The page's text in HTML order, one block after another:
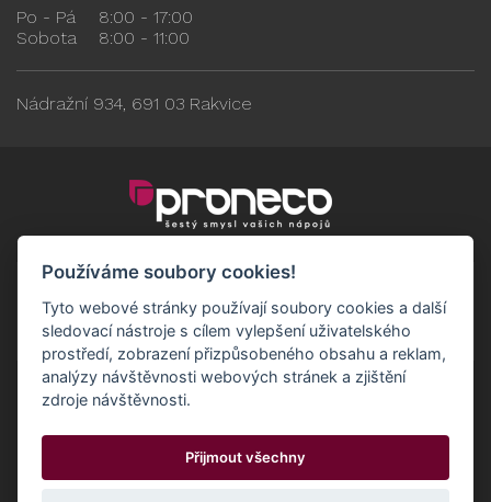
Po - Pá
8:00 - 17:00
Sobota
8:00 - 11:00
Nádražní 934, 691 03 Rakvice
GDPR - Odběratelé
GDPR - Dodavatelé
Možnosti dopravy a platby
© 2024 Proneco
Používáme soubory cookies!
Tyto webové stránky používají soubory cookies a další
sledovací nástroje s cílem vylepšení uživatelského
prostředí, zobrazení přizpůsobeného obsahu a reklam,
analýzy návštěvnosti webových stránek a zjištění
zdroje návštěvnosti.
Přijmout všechny